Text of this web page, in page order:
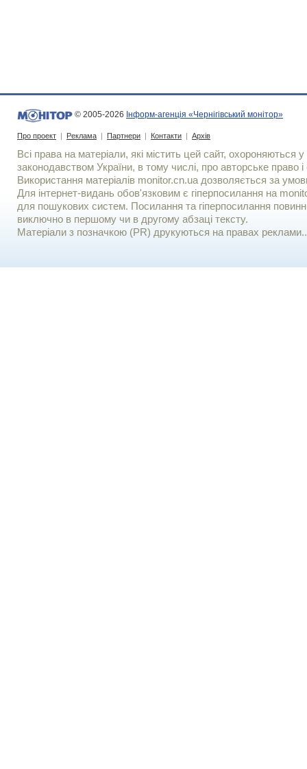
© 2005-2026 Інформ-агенція «Чернігівський монітор»
Про проект | Реклама | Партнери | Контакти | Архів
Всі права на матеріали, які містить цей сайт, охороняються у
законодавством України, в тому числі, про авторське право і
Використання матерiалiв monitor.cn.ua дозволяється за
Для iнтернет-видань обов'язковим є гiперпосилання на
для пошукових систем. Посилання та гіперпосилання
виключно в першому чи в другому абзаці тексту.
Матеріали з позначкою (PR) друкуються на правах реклами..